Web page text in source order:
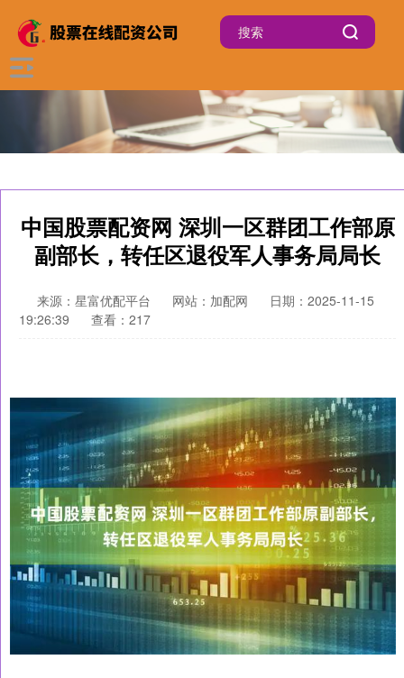
中国股票配资网 深圳一区群团工作部原
副部长，转任区退役军人事务局局长
来源：星富优配平台 网站：加配网
日期：2025-11-15
19:26:39
查看：217